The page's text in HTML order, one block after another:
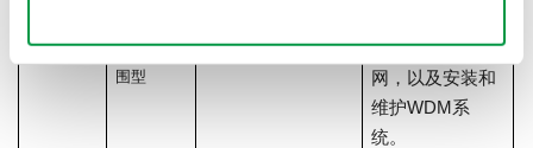
高动态范
围型
和FTTH接入
网，以及安装和
维护WDM系
统。